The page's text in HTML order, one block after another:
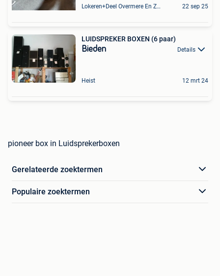
Lokeren+Deel Overmere En Zele 22 sep 25
LUIDSPREKER BOXEN (6 paar)
Bieden Details
Heist 12 mrt 24
pioneer box in Luidsprekerboxen
Gerelateerde zoektermen
Populaire zoektermen